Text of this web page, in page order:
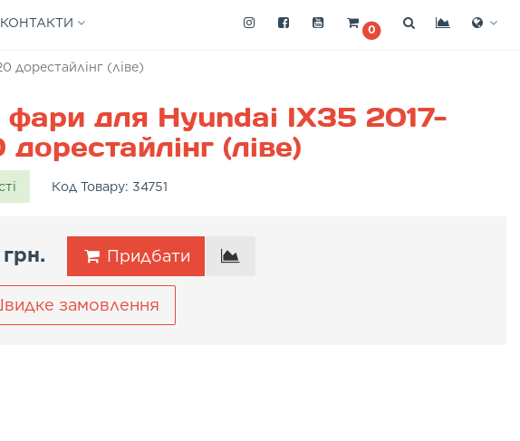
КОНТАКТИ 0
дорестайлінг (ліве)
фари для Hyundai IX35 2017-
(ліве)
Код Товару: 34751
Придбати
замовлення